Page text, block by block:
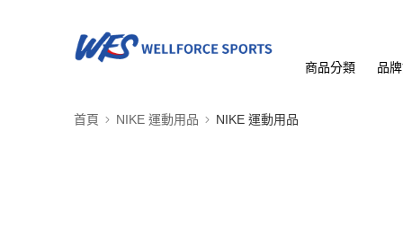
商品分類 品
首頁 NIKE 運動用品 NIKE 運動用品